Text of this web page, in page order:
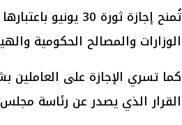
تُمنح إجازة ثورة
الوزارات والمصالح الحكومية
كما تسري الإجازة على العاملين
القرار الذي يصدر عن رئاسة مجلس